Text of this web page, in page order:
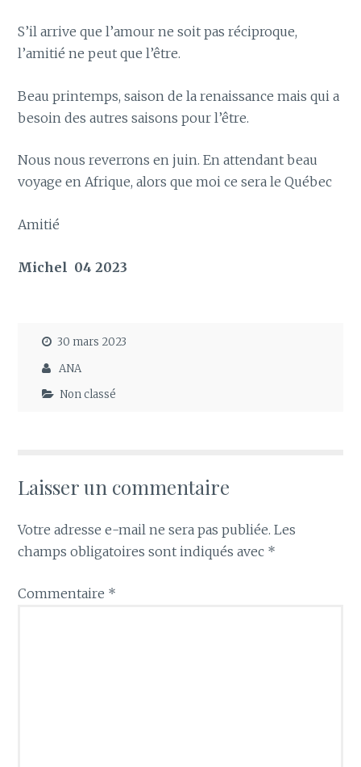
S’il arrive que l’amour ne soit pas réciproque,
l’amitié ne peut que l’être.
Beau printemps, saison de la renaissance mais qui a
besoin des autres saisons pour l’être.
Nous nous reverrons en juin. En attendant beau
voyage en Afrique, alors que moi ce sera le Québec
Amitié
Michel 04 2023
30 mars 2023
ANA
Non classé
Laisser un commentaire
Votre adresse e-mail ne sera pas publiée. Les
champs obligatoires sont indiqués avec *
Commentaire *